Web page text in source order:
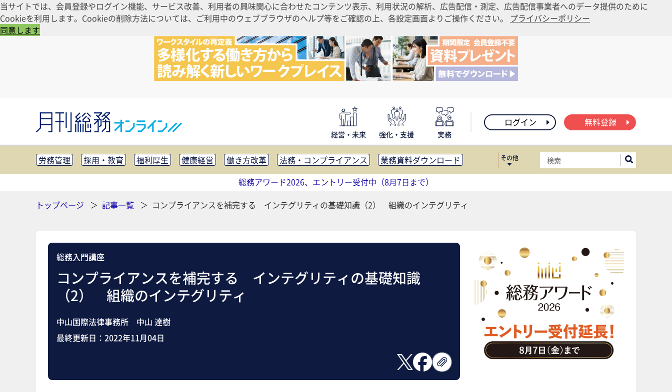
当サイトでは、会員登録やログイン機能、サービス改善、利用者の興味関心に合わせたコンテンツ表示、利用状況の解析、広告配信・測定、広告配信事業者へのデータ提供のために
Cookieを利用します。Cookieの削除方法については、ご利用中のウェブブラウザのヘルプ等をご確認の上、各設定画面よりご操作ください。 プライバシーポリシー
同意します
経営・未来 強化・支援 実務
ログイン 無料登録
労務管理 採用・教育 福利厚生 健康経営 働き方改革 法務・コンプライアンス
業務資料ダウンロード
知財管理
リスクマネジメント・BCP 社外・社内広報 社外・社内コミュニケーション活性化
FM・オフィス移転
助成金・補助金・コスト削減 アウトソーシング・BPO
調査・レポート
その他
総務アワード2026、エントリー受付中（8月7日まで）
トップページ
記事一覧 コンプライアンスを補完する インテグリティの基礎知識（2） 組織のインテグリティ
総務入門講座
コンプライアンスを補完する インテグリティの基礎知識
（2） 組織のインテグリティ
中山国際法律事務所 中山 達樹
最終更新日： 2022年11月04日